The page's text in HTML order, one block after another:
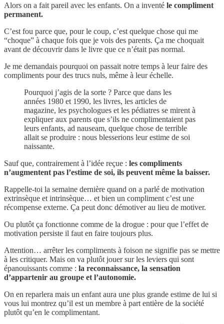
Alors on a fait pareil avec les enfants. On a inventé le compliment
permanent.
C’est fou parce que, pour le coup, c’est quelque chose qui me
“choque” à chaque fois que je vois des parents. Ça me choquait
avant de découvrir dans le livre que ce n’était pas normal.
Je me demandais pourquoi on passait notre temps à leur faire des
compliments pour des trucs nuls, même à leur échelle.
Pourquoi j’agis de la sorte ? Parce que dans les
années 1980 et 1990, les livres, les articles de
magazine, les psychologues et les pédiatres se mirent à
expliquer aux parents que s’ils ne complimentaient pas
leurs enfants, ad nauseam, quelque chose de terrible
allait se produire : nous blesserions leur estime de soi
naissante.
Sauf que, contrairement à l’idée reçue : les compliments
n’augmentent pas l’estime de soi, ils peuvent même la baisser.
Rappelle-toi la semaine dernière quand on a parlé de motivation
extrinsèque et intrinsèque… et bien un compliment c’est une
récompense externe. Ça peut donc démotiver au lieu de motiver.
Ou plutôt ça fonctionne comme de la drogue : pour que l’effet de
motivation persiste il faut en faire toujours plus.
Attention… arrêter les compliments à foison ne signifie pas se mettre
à les critiquer. Mais on va plutôt jouer sur les leviers qui sont
épanouissants comme : la reconnaissance, la sensation
d’appartenir au groupe et l’autonomie.
On en reparlera mais un enfant aura une plus grande estime de lui si
vous lui montrez qu’il est un membre à part entière de la société
plutôt qu’en le complimentant.